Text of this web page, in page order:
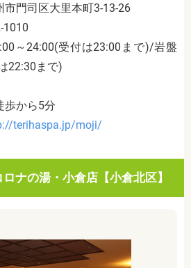
市門司区大里本町3-13-26
1010
～24:00(受付は23:00 まで)/岩盤
22:30 まで)
歩から5分
terihaspa.jp/moji/
ナの湯・小倉店【小倉北区】